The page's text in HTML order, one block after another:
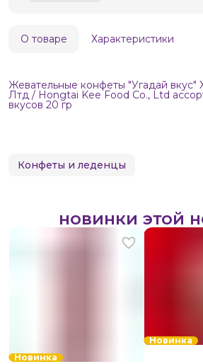
О товаре Характеристики
Жевательные конфеты "Угадай вкус"
Лтд / Hongtai Kee Food Co., Ltd
вкусов 20 гр
Конфеты и леденцы
новинки этой
Новинка
Новинка